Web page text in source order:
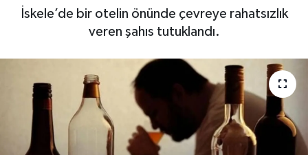
İskele’de bir otelin önünde çevreye rahatsızlık
veren şahıs tutuklandı.